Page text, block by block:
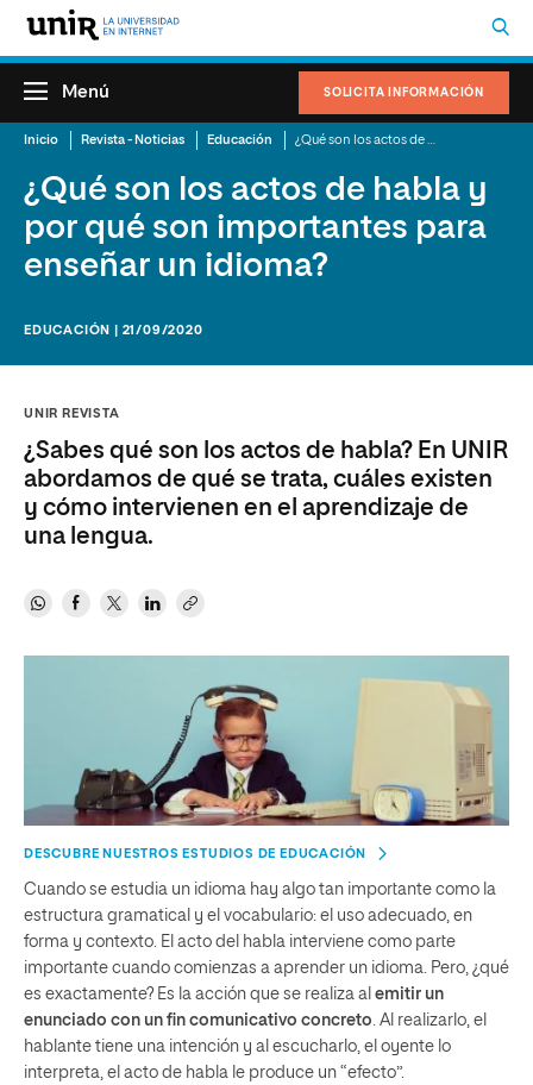
SOLICITA INFORMACIÓN
Menú
Inicio Revista - Noticias Educación
¿Qué son los actos de habla y
por qué son importantes para
enseñar un idioma?
EDUCACIÓN | 21/09/2020
UNIR REVISTA
¿Sabes qué son los actos de habla? En UNIR
abordamos de qué se trata, cuáles existen
y cómo intervienen en el aprendizaje de
una lengua.
DESCUBRE NUESTROS ESTUDIOS DE EDUCACIÓN
Cuando se estudia un idioma hay algo tan importante como la
estructura gramatical y el vocabulario: el uso adecuado, en
forma y contexto. El acto del habla interviene como parte
importante cuando comienzas a aprender un idioma. Pero, ¿qué
es exactamente? Es la acción que se realiza al emitir un
enunciado con un fin comunicativo concreto . Al realizarlo, el
hablante tiene una intención y al escucharlo, el oyente lo
interpreta, el acto de habla le produce un “efecto”.